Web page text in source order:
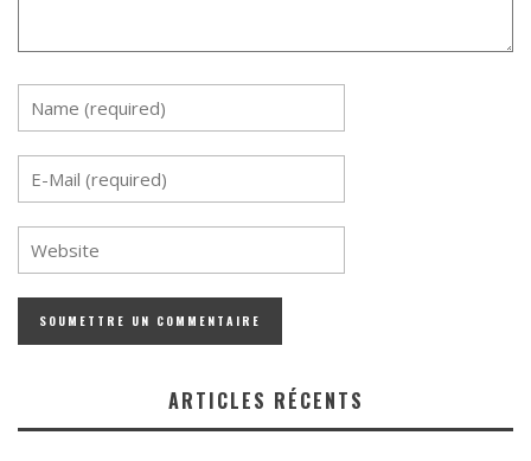
ARTICLES RÉCENTS